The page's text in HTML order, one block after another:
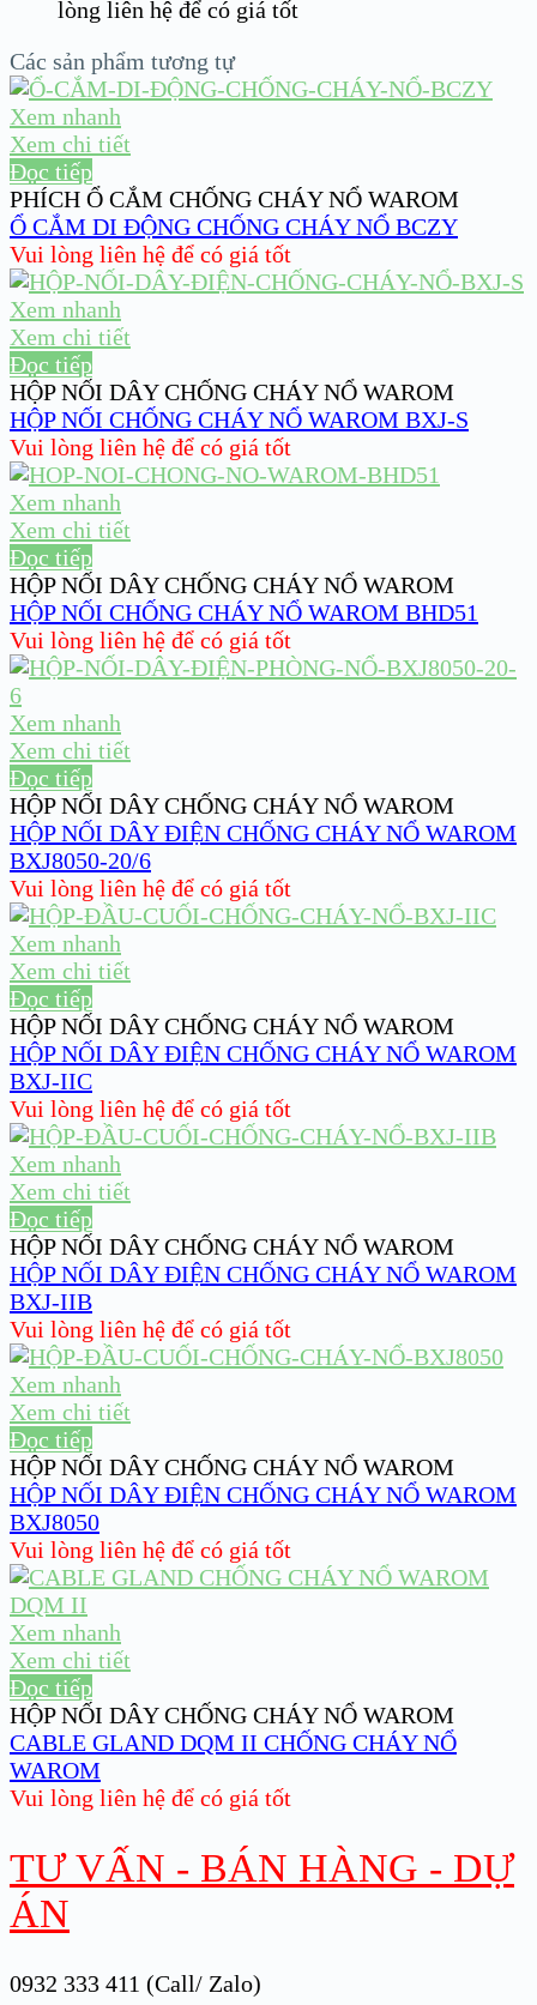
lòng liên hệ để có giá tốt
Các sản phẩm tương tự
Xem nhanh
Xem chi tiết
Đọc tiếp
PHÍCH Ổ CẮM CHỐNG CHÁY NỔ WAROM
Ổ CẮM DI ĐỘNG CHỐNG CHÁY NỔ BCZY
Vui lòng liên hệ để có giá tốt
Xem nhanh
Xem chi tiết
Đọc tiếp
HỘP NỐI DÂY CHỐNG CHÁY NỔ WAROM
HỘP NỐI CHỐNG CHÁY NỔ WAROM BXJ-S
Vui lòng liên hệ để có giá tốt
Xem nhanh
Xem chi tiết
Đọc tiếp
HỘP NỐI DÂY CHỐNG CHÁY NỔ WAROM
HỘP NỐI CHỐNG CHÁY NỔ WAROM BHD51
Vui lòng liên hệ để có giá tốt
Xem nhanh
Xem chi tiết
Đọc tiếp
HỘP NỐI DÂY CHỐNG CHÁY NỔ WAROM
HỘP NỐI DÂY ĐIỆN CHỐNG CHÁY NỔ WAROM
BXJ8050-20/6
Vui lòng liên hệ để có giá tốt
Xem nhanh
Xem chi tiết
Đọc tiếp
HỘP NỐI DÂY CHỐNG CHÁY NỔ WAROM
HỘP NỐI DÂY ĐIỆN CHỐNG CHÁY NỔ WAROM
BXJ-IIC
Vui lòng liên hệ để có giá tốt
Xem nhanh
Xem chi tiết
Đọc tiếp
HỘP NỐI DÂY CHỐNG CHÁY NỔ WAROM
HỘP NỐI DÂY ĐIỆN CHỐNG CHÁY NỔ WAROM
BXJ-IIB
Vui lòng liên hệ để có giá tốt
Xem nhanh
Xem chi tiết
Đọc tiếp
HỘP NỐI DÂY CHỐNG CHÁY NỔ WAROM
HỘP NỐI DÂY ĐIỆN CHỐNG CHÁY NỔ WAROM
BXJ8050
Vui lòng liên hệ để có giá tốt
Xem nhanh
Xem chi tiết
Đọc tiếp
HỘP NỐI DÂY CHỐNG CHÁY NỔ WAROM
CABLE GLAND DQM II CHỐNG CHÁY NỔ
WAROM
Vui lòng liên hệ để có giá tốt
TƯ VẤN - BÁN HÀNG - DỰ
ÁN
0932 333 411 (Call/ Zalo)